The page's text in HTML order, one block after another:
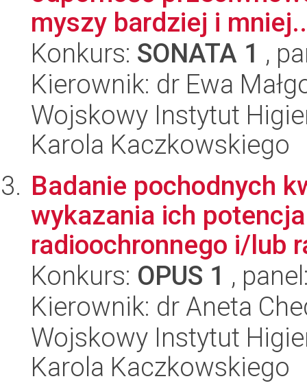
myszy bardziej i
Konkurs: SONATA 1 ,
Kierownik: dr Ewa
Wojskowy Instytut
Karola Kaczkowskiego
Badanie pochodnych
wykazania ich
radioochronnego i/lub
Konkurs: OPUS 1 ,
Kierownik: dr Aneta
Wojskowy Instytut
Karola Kaczkowskiego